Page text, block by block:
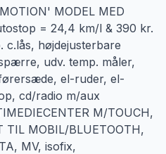
MODEL MED
= 24,4 km/l & 390 kr.
c.lås, højdejusterbare
udv. temp. måler,
el-ruder, el-
cd/radio m/aux
M/TOUCH,
TIL MOBIL/BLUETOOTH,
MV, isofix,